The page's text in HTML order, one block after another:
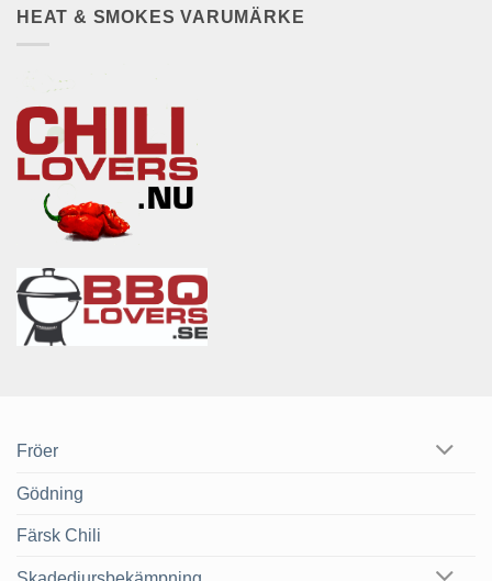
HEAT & SMOKES VARUMÄRKE
Fröer
Gödning
Färsk Chili